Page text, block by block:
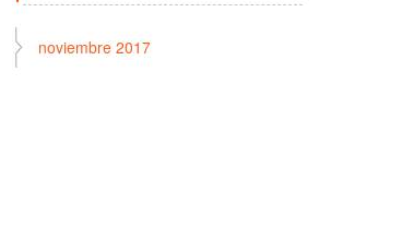
noviembre 2017